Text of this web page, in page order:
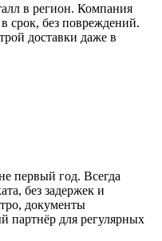
в регион. Компания
срок, без повреждений.
доставки даже в
первый год. Всегда
без задержек и
документы
партнёр для регулярных